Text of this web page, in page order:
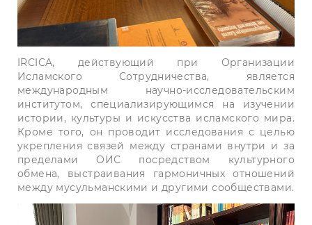
IRCICA, действующий при Организации
Исламского Сотрудничества, является
международным научно-исследовательским
институтом, специализирующимся на изучении
истории, культуры и искусства исламского мира.
Кроме того, он проводит исследования с целью
укрепления связей между странами внутри и за
пределами ОИС посредством культурного
обмена, выстраивания гармоничных отношений
между мусульманскими и другими сообществами.